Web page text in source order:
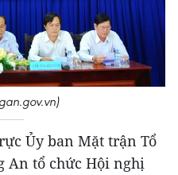
Ủy ban Mặt trận Tổ
An tổ chức Hội nghị